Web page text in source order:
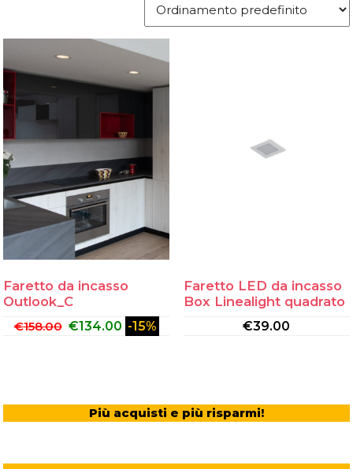
Faretto da incasso
Outlook_C
€158.00 €134.00 -15%
Faretto LED da incasso
Box Linealight quadrato
€39.00
Più acquisti e più risparmi!